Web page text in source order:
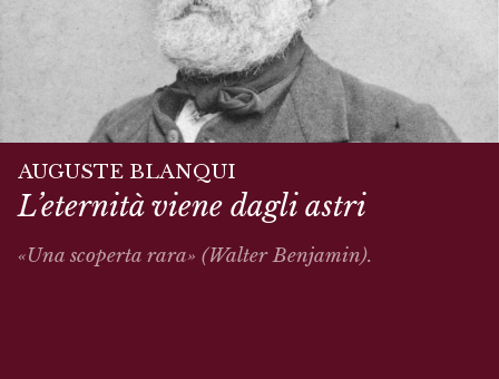
AUGUSTE BLANQUI
L’eternità viene dagli astri
«Una scoperta rara» (Walter Benjamin).